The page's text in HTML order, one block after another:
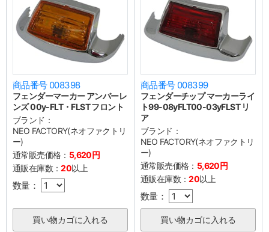
商品番号 008398
フェンダーマーカー アンバーレ
ンズ 00y-FLT・FLST フロント
ブランド：
NEO FACTORY(ネオファクトリ
ー)
通常販売価格： 5,620円
通販在庫数：20以上
数量：
商品番号 008399
フェンダーチップ マーカーライ
ト99-08yFLT00-03yFLST リ
ア
ブランド：
NEO FACTORY(ネオファクトリ
ー)
通常販売価格： 5,620円
通販在庫数：20以上
数量：